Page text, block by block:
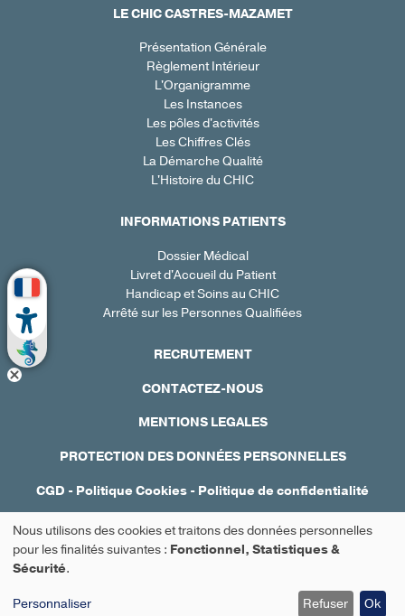
LE CHIC CASTRES-MAZAMET
Présentation Générale
Règlement Intérieur
L'Organigramme
Les Instances
Les pôles d'activités
Les Chiffres Clés
La Démarche Qualité
L'Histoire du CHIC
INFORMATIONS PATIENTS
Dossier Médical
Livret d'Accueil du Patient
Handicap et Soins au CHIC
Arrêté sur les Personnes Qualifiées
RECRUTEMENT
CONTACTEZ-NOUS
MENTIONS LEGALES
PROTECTION DES DONNÉES PERSONNELLES
CGD - Politique Cookies - Politique de confidentialité
Réalisation : Ascomedia
Utilisation
des
Nous utilisons des cookies et traitons des données personnelles
pour les finalités suivantes : Fonctionnel, Statistiques &
Sécurité.
Personnaliser Refuser Ok